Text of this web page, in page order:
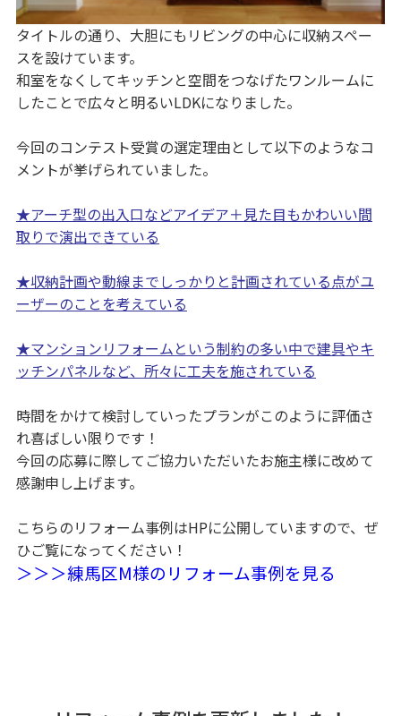
タイトルの通り、大胆にもリビングの中心に収納スペー
スを設けています。
和室をなくしてキッチンと空間をつなげたワンルームに
したことで広々と明るいLDKになりました。
今回のコンテスト受賞の選定理由として以下のようなコ
メントが挙げられていました。
★アーチ型の出入口などアイデア＋見た目もかわいい間
取りで演出できている
★収納計画や動線までしっかりと計画されている点がユ
ーザーのことを考えている
★マンションリフォームという制約の多い中で建具やキ
ッチンパネルなど、所々に工夫を施されている
時間をかけて検討していったプランがこのように評価さ
れ喜ばしい限りです！
今回の応募に際してご協力いただいたお施主様に改めて
感謝申し上げます。
こちらのリフォーム事例はHPに公開していますので、ぜ
ひご覧になってください！
＞＞＞練馬区M様のリフォーム事例を見る